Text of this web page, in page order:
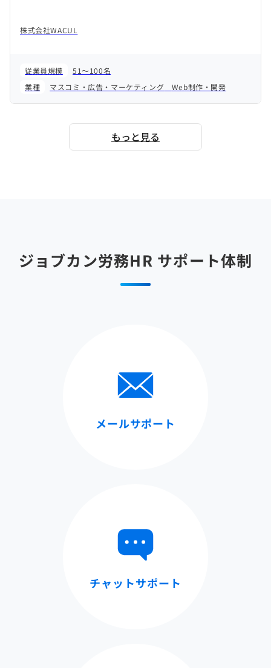
株式会社WACUL
従業員規模
51～100名
業種
マスコミ・広告・マーケティング Web制作・開発
もっと見る
ジョブカン労務HR サポート体制
メールサポート
チャットサポート